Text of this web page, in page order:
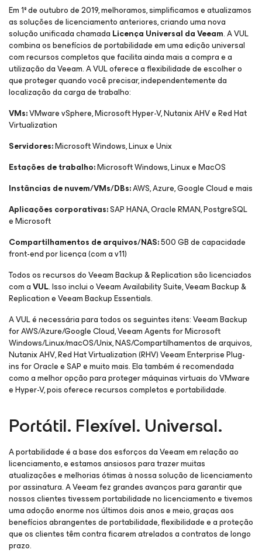
Em 1º de outubro de 2019, melhoramos, simplificamos e atualizamos
as soluções de licenciamento anteriores, criando uma nova
solução unificada chamada Licença Universal da Veeam. A VUL
combina os benefícios de portabilidade em uma edição universal
com recursos completos que facilita ainda mais a compra e a
utilização da Veeam. A VUL oferece a flexibilidade de escolher o
que proteger quando você precisar, independentemente da
localização da carga de trabalho:
VMs:VMware vSphere, Microsoft Hyper-V, Nutanix AHV e Red Hat
Virtualization
Servidores:Microsoft Windows, Linux e Unix
Estações de trabalho:Microsoft Windows, Linux e MacOS
Instâncias de nuvem/VMs/DBs:AWS, Azure, Google Cloud e mais
Aplicações corporativas:SAP HANA, Oracle RMAN, PostgreSQL
e Microsoft
Compartilhamentos de arquivos/NAS:500 GB de capacidade
front-end por licença (com a v11)
Todos os recursos do Veeam Backup & Replication são licenciados
com aVUL. Isso inclui o Veeam Availability Suite, Veeam Backup &
Replication e Veeam Backup Essentials.
A VUL é necessária para todos os seguintes itens: Veeam Backup
for AWS/Azure/Google Cloud, Veeam Agentsfor Microsoft
Windows/Linux/macOS/Unix, NAS/Compartilhamentos de arquivos,
Nutanix AHV, Red Hat Virtualization (RHV) Veeam Enterprise Plug-
insfor Oracle e SAPe muito mais. Ela também é recomendada
como a melhor opção para proteger máquinas virtuais do VMware
e Hyper-V, pois oferece recursos completos e portabilidade.
Portátil. Flexível. Universal.
A portabilidade é a base dos esforços da Veeam em relação ao
licenciamento, e estamos ansiosos para trazer muitas
atualizações e melhorias ótimas à nossa solução de licenciamento
por assinatura. A Veeam fez grandes avanços para garantir que
nossos clientes tivessem portabilidade no licenciamento e tivemos
uma adoção enorme nos últimos dois anos e meio, graças aos
benefícios abrangentes de portabilidade, flexibilidade e a proteção
que os clientes têm contra ficarem atrelados a contratos de longo
prazo.